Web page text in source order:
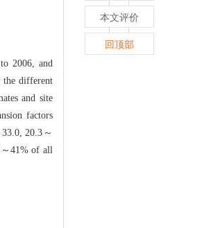
2006, and
the different
and site
factors
20.3～
～41% of all
本文评价
回顶部